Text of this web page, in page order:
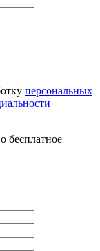
персональных
бесплатное